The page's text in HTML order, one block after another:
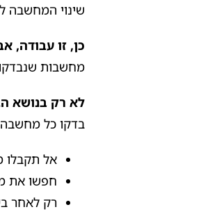
שינוי המחשבה
כן, זו עבודה,
מחשבות
לא רק בנושא
בדקו כל
אל תקבלו
חפשו את
רק לאחר